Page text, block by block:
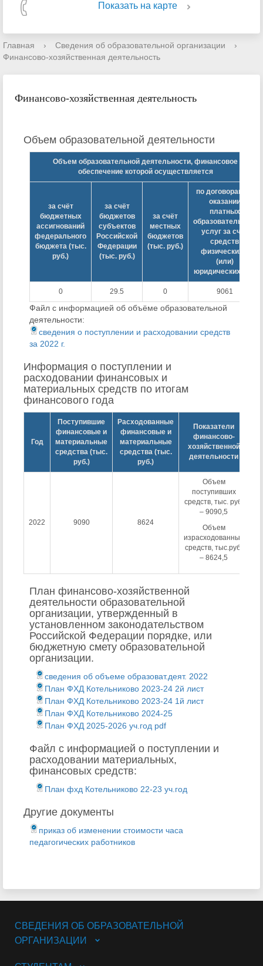
Показать на карте
Главная › Сведения об образовательной организации
›
Финансово-хозяйственная деятельность
Финансово-хозяйственная деятельность
Объем образовательной деятельности
Объем образовательной деятельности, финансовое
обеспечение которой осуществляется
за счёт
бюджетных
ассигнований
федерального
бюджета (тыс.
руб.)
за счёт
бюджетов
субъектов
Российской
Федерации
(тыс. руб.)
за счёт
местных
бюджетов
(тыс. руб.)
по договорам об
оказании
платных
образовательных
услуг за счет
средств
физических и
(или)
юридических лиц
0 29.5 0 9061
Файл с информацией об объёме образовательной
деятельности:
сведения о поступлении и расходовании средств
за 2022 г.
Информация о поступлении и
расходовании финансовых и
материальных средств по итогам
финансового года
Год
Поступившие
финансовые и
материальные
средства (тыс.
руб.)
Расходованные
финансовые и
материальные
средства (тыс.
руб.)
Показатели
финансово-
хозяйственной
деятельности
2022 9090 8624
Объем
поступивших
средств, тыс. руб.
– 9090,5
Объем
израсходованных
средств, тыс.руб.
– 8624,5
План финансово-хозяйственной
деятельности образовательной
организации, утвержденный в
установленном законодательством
Российской Федерации порядке, или
бюджетную смету образовательной
организации.
сведения об объеме образоват.деят. 2022
План ФХД Котельниково 2023-24 2й лист
План ФХД Котельниково 2023-24 1й лист
План ФХД Котельниково 2024-25
План ФХД 2025-2026 уч.год pdf
Файл с информацией о поступлении и
расходовании материальных,
финансовых средств:
План фхд Котельниково 22-23 уч.год
Другие документы
приказ об изменении стоимости часа
педагогических работников
СВЕДЕНИЯ ОБ ОБРАЗОВАТЕЛЬНОЙ
ОРГАНИЗАЦИИ